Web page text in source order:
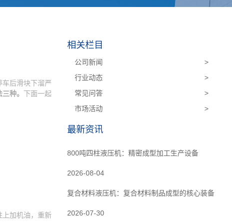
后滑块下溜严
种。
下面一起
上加机油，重新
相关栏目
公司新闻
>
行业动态
>
常见问答
>
市场活动
>
最新资讯
800吨四柱液压机：精密成型加工生产设备
2026-08-04
复合材料液压机：复合材料制品成型的核心装备
2026-07-30